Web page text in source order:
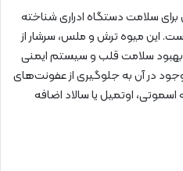
سلامت دستگاه ادراری شناخته
این میوه ترش و ملس، سرشار از
سلامت قلب و سیستم ایمنی
در آن به جلوگیری از عفونت‌های
اسموتی، اوتمیل یا سالاد اضافه